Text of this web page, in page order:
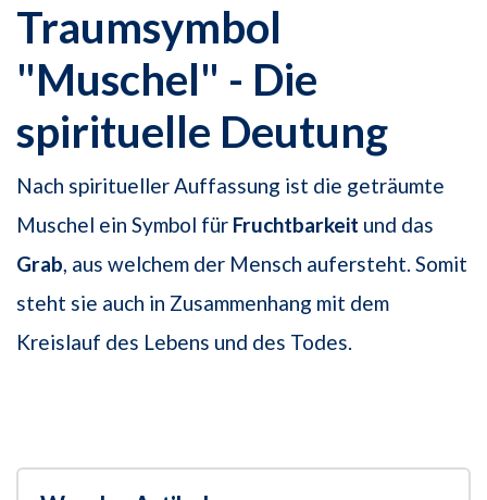
Traumsymbol
"Muschel" - Die
spirituelle Deutung
Nach spiritueller Auffassung ist die geträumte
Muschel ein Symbol für Fruchtbarkeit und das
Grab, aus welchem der Mensch aufersteht. Somit
steht sie auch in Zusammenhang mit dem
Kreislauf des Lebens und des Todes.